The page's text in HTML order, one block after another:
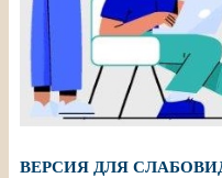
ВЕРСИЯ ДЛЯ